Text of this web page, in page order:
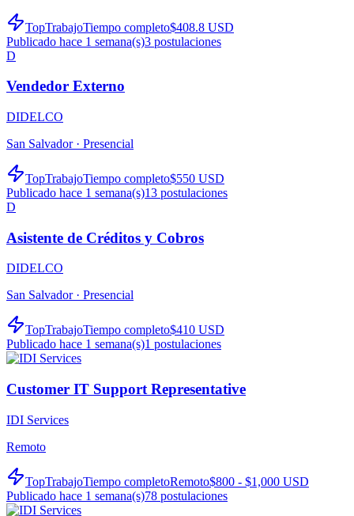
TopTrabajoTiempo completo$408.8 USD
Publicado hace 1 semana(s)3 postulaciones
D
Vendedor Externo
DIDELCO
San Salvador · Presencial
TopTrabajoTiempo completo$550 USD
Publicado hace 1 semana(s)13 postulaciones
D
Asistente de Créditos y Cobros
DIDELCO
San Salvador · Presencial
TopTrabajoTiempo completo$410 USD
Publicado hace 1 semana(s)1 postulaciones
Customer IT Support Representative
IDI Services
Remoto
TopTrabajoTiempo completoRemoto$800 - $1,000 USD
Publicado hace 1 semana(s)78 postulaciones